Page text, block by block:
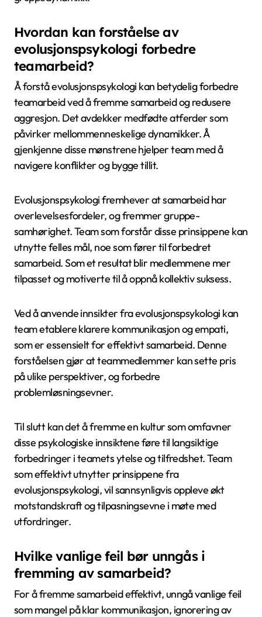
Hvordan kan forståelse av
evolusjonspsykologi forbedre
teamarbeid?
Å forstå evolusjonspsykologi kan betydelig forbedre
teamarbeid ved å fremme samarbeid og redusere
aggresjon. Det avdekker medfødte atferder som
påvirker mellommenneskelige dynamikker. Å
gjenkjenne disse mønstrene hjelper team med å
navigere konflikter og bygge tillit.
Evolusjonspsykologi fremhever at samarbeid har
overlevelsesfordeler, og fremmer gruppe-
samhørighet. Team som forstår disse prinsippene kan
utnytte felles mål, noe som fører til forbedret
samarbeid. Som et resultat blir medlemmene mer
tilpasset og motiverte til å oppnå kollektiv suksess.
Ved å anvende innsikter fra evolusjonspsykologi kan
team etablere klarere kommunikasjon og empati,
som er essensielt for effektivt samarbeid. Denne
forståelsen gjør at teammedlemmer kan sette pris
på ulike perspektiver, og forbedre
problemløsningsevner.
Til slutt kan det å fremme en kultur som omfavner
disse psykologiske innsiktene føre til langsiktige
forbedringer i teamets ytelse og tilfredshet. Team
som effektivt utnytter prinsippene fra
evolusjonspsykologi, vil sannsynligvis oppleve økt
motstandskraft og tilpasningsevne i møte med
utfordringer.
Hvilke vanlige feil bør unngås i
fremming av samarbeid?
For å fremme samarbeid effektivt, unngå vanlige feil
som mangel på klar kommunikasjon, ignorering av